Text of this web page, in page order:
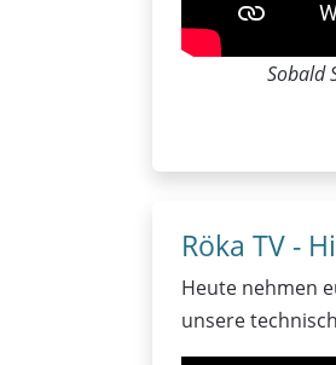
Sobald
Röka TV -
Heute nehmen
unsere